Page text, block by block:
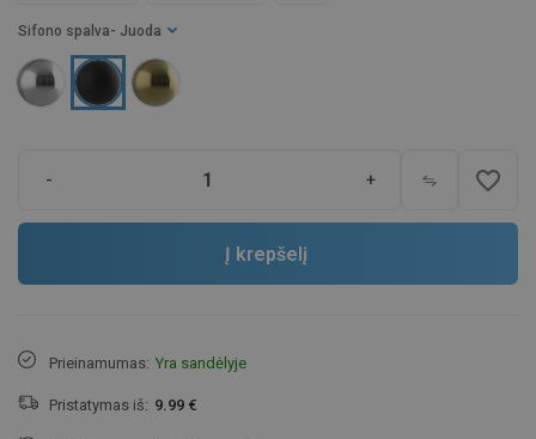
Sifono spalva - Juoda
- + favorite_border
Į krepšelį
Prieinamumas: Yra sandėlyje
Pristatymas iš: 9.99 €